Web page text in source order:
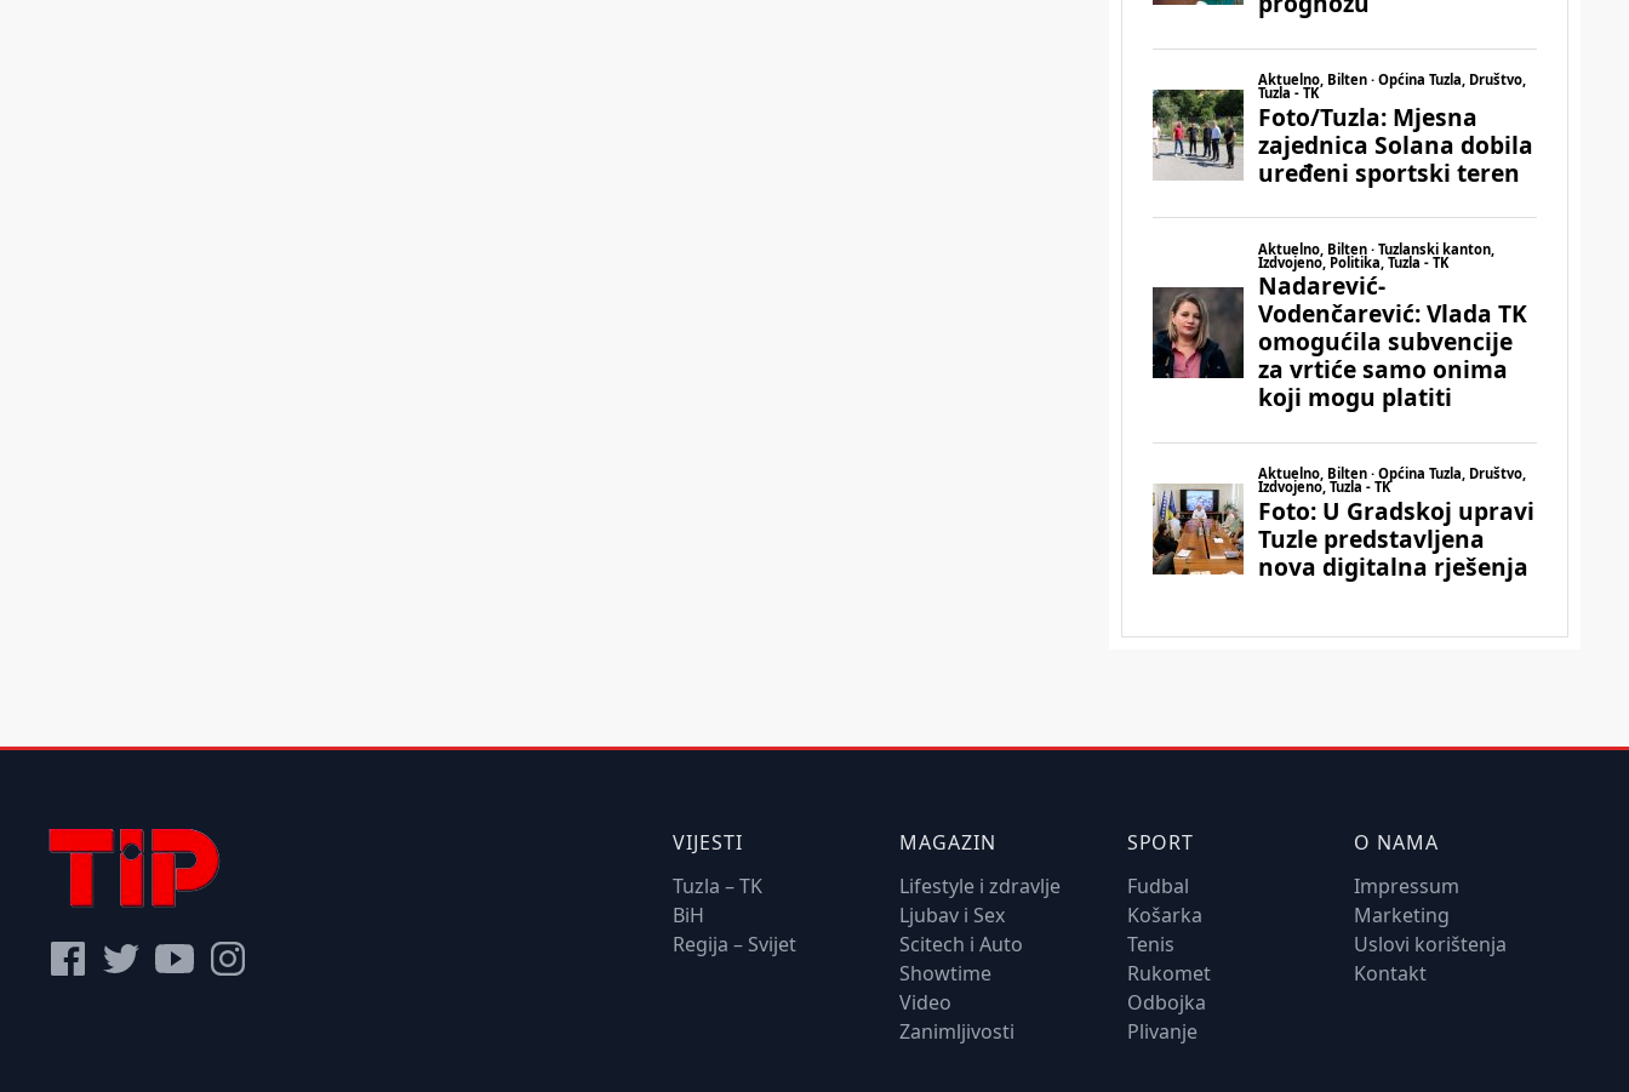
VIJESTI
Tuzla – TK
BiH
Regija – Svijet
MAGAZIN
Lifestyle i zdravlje
Ljubav i Sex
Scitech i Auto
Showtime
Video
Zanimljivosti
SPORT
Fudbal
Košarka
Tenis
Rukomet
Odbojka
Plivanje
O NAMA
Impressum
Marketing
Uslovi korištenja
Kontakt